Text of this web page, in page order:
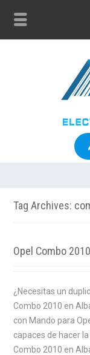
Tag Archives:
Opel Combo
¿Necesitas un
Combo 2010 en
con Mando para
capaces de hacer
Combo 2010 en